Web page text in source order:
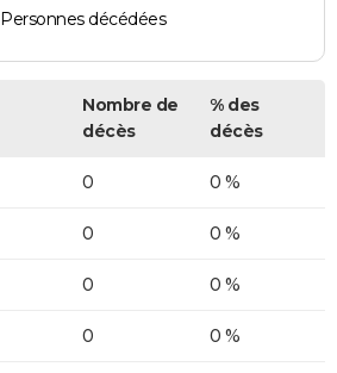
Personnes décédées
Nombre de
décès
% des
décès
0 0 %
0 0 %
0 0 %
0 0 %